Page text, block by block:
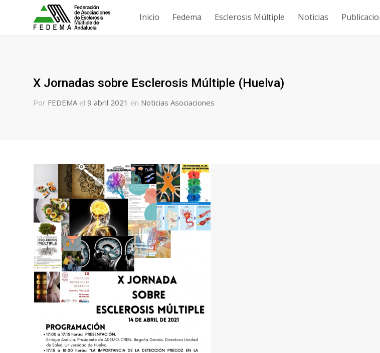
Inicio Fedema Esclerosis Múltiple Noticias
X Jornadas sobre Esclerosis Múltiple (Huelva)
Por FEDEMA el 9 abril 2021 en Noticias Asociaciones